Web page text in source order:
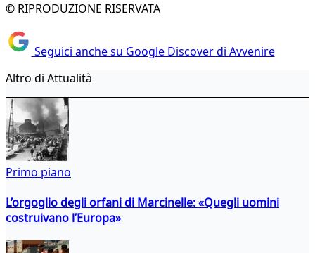
© RIPRODUZIONE RISERVATA
Seguici anche su Google Discover di Avvenire
Altro di Attualità
Primo piano
L’orgoglio degli orfani di Marcinelle: «Quegli uomini
costruivano l’Europa»